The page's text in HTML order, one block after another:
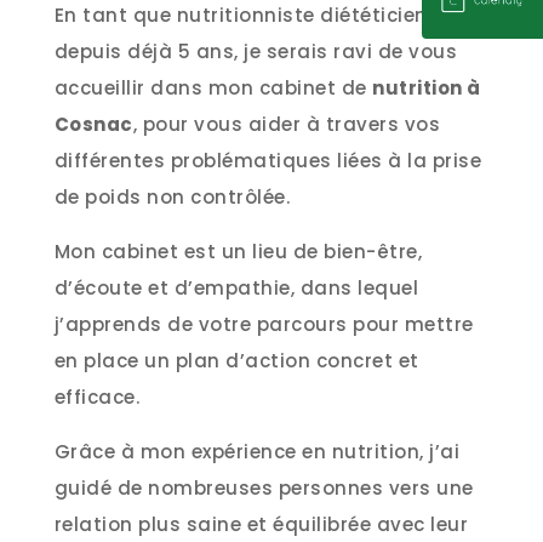
En tant que nutritionniste diététicien
depuis déjà 5 ans, je serais ravi de vous
accueillir dans mon cabinet de nutrition à
Cosnac, pour vous aider à travers vos
différentes problématiques liées à la prise
de poids non contrôlée.
Mon cabinet est un lieu de bien-être,
d’écoute et d’empathie, dans lequel
j’apprends de votre parcours pour mettre
en place un plan d’action concret et
efficace.
Grâce à mon expérience en nutrition, j’ai
guidé de nombreuses personnes vers une
relation plus saine et équilibrée avec leur